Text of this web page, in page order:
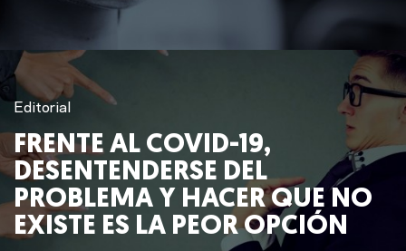
Editorial
FRENTE AL COVID-19,
DESENTENDERSE DEL
PROBLEMA Y HACER QUE NO
EXISTE ES LA PEOR OPCIÓN